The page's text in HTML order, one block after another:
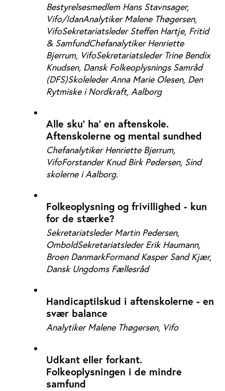
Bestyrelsesmedlem Hans Stavnsager,
Vifo/IdanAnalytiker Malene Thøgersen,
VifoSekretariatsleder Steffen Hartje, Fritid
& SamfundChefanalytiker Henriette
Bjerrum, VifoSekretariatsleder Trine Bendix
Knudsen, Dansk Folkeoplysnings Samråd
(DFS)Skoleleder Anna Marie Olesen, Den
Rytmiske i Nordkraft, Aalborg
Alle sku’ ha’ en aftenskole.
Aftenskolerne og mental sundhed
Chefanalytiker Henriette Bjerrum,
VifoForstander Knud Birk Pedersen, Sind
skolerne i Aalborg.
Folkeoplysning og frivillighed - kun
for de stærke?
Sekretariatsleder Martin Pedersen,
OmboldSekretariatsleder Erik Haumann,
Broen DanmarkFormand Kasper Sand Kjær,
Dansk Ungdoms Fællesråd
Handicaptilskud i aftenskolerne - en
svær balance
Analytiker Malene Thøgersen, Vifo
Udkant eller forkant.
Folkeoplysningen i de mindre
samfund